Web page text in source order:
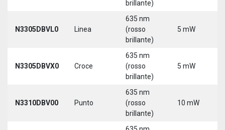
brillante)
N3305DBVL0 Linea
635 nm
(rosso
brillante)
5 mW
N3305DBVX0 Croce
635 nm
(rosso
brillante)
5 mW
N3310DBV00 Punto
635 nm
(rosso
brillante)
10 mW